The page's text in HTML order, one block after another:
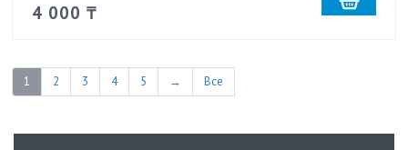
4 000 ₸
1 2 3 4 5 → Все